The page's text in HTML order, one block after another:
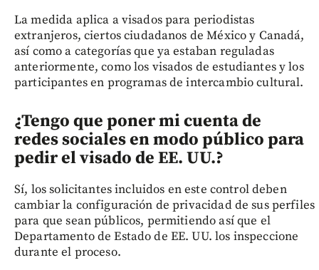
La medida aplica a visados para periodistas
extranjeros, ciertos ciudadanos de México y Canadá,
así como a categorías que ya estaban reguladas
anteriormente, como los visados de estudiantes y los
participantes en programas de intercambio cultural.
¿Tengo que poner mi cuenta de
redes sociales en modo público para
pedir el visado de EE. UU.?
Sí, los solicitantes incluidos en este control deben
cambiar la configuración de privacidad de sus perfiles
para que sean públicos, permitiendo así que el
Departamento de Estado de EE. UU. los inspeccione
durante el proceso.